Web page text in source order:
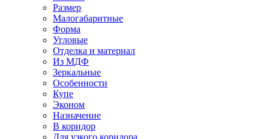
Размер
Малогабаритные
Форма
Угловые
Отделка и материал
Из МДФ
Зеркальные
Особенности
Купе
Эконом
Назначение
В коридор
Для узкого коридора